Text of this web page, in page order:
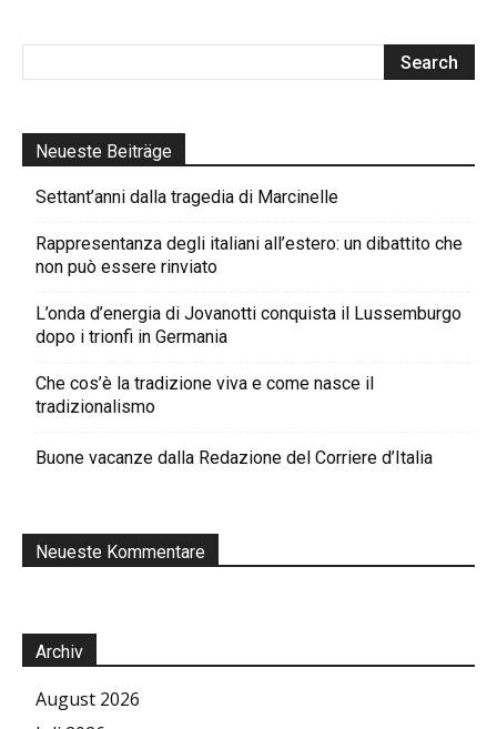
Neueste Beiträge
Settant’anni dalla tragedia di Marcinelle
Rappresentanza degli italiani all’estero: un dibattito che
non può essere rinviato
L’onda d’energia di Jovanotti conquista il Lussemburgo
dopo i trionfi in Germania
Che cos’è la tradizione viva e come nasce il
tradizionalismo
Buone vacanze dalla Redazione del Corriere d’Italia
Neueste Kommentare
Archiv
August 2026